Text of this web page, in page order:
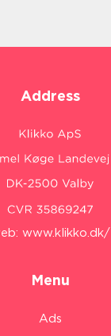
Address
www.klikko.dk/
Menu
Ads